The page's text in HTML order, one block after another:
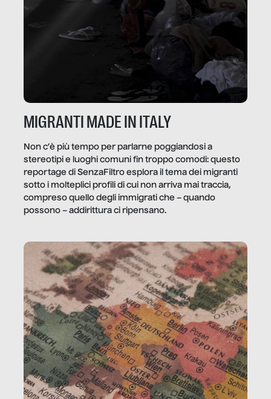
MIGRANTI MADE IN ITALY
Non c’è più tempo per parlarne poggiandosi a
stereotipi e luoghi comuni fin troppo comodi: questo
reportage di SenzaFiltro esplora il tema dei migranti
sotto i molteplici profili di cui non arriva mai traccia,
compreso quello degli immigrati che – quando
possono – addirittura ci ripensano.